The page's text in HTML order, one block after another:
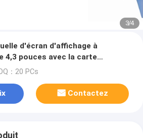
3/4
d'écran d'affichage à
4,3 pouces avec la carte
d'A4 A5
：20 PCs
Contactez